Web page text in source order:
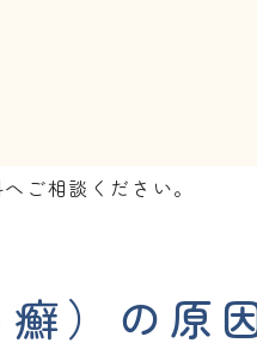
ご相談ください。
）の原